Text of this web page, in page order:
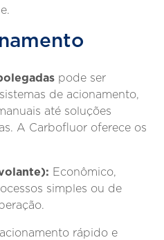
pode ser
de acionamento,
até soluções
A Carbofluor oferece os
Econômico,
simples ou de
rápido e